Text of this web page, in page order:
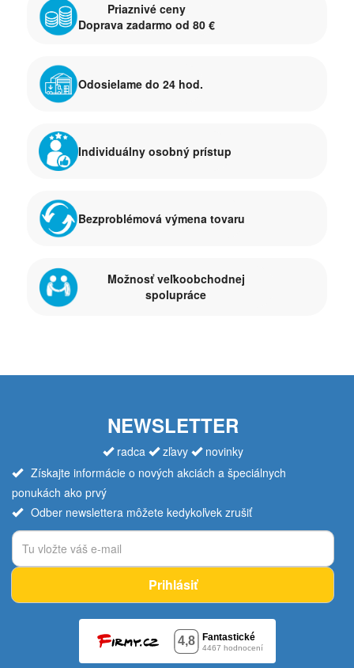
Priaznivé ceny
Doprava zadarmo od 80 €
Odosielame do 24 hod.
Individuálny osobný prístup
Bezproblémová výmena tovaru
Možnosť veľkoobchodnej
spolupráce
NEWSLETTER
radca zľavy
novinky
Získajte informácie o nových akciách a špeciálnych
ponukách ako prvý
Odber newslettera môžete kedykoľvek zrušiť
Prihlásiť